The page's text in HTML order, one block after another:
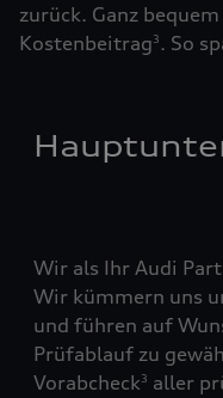
zurück. Ganz
Kostenbeitrag3. So
Wir als Ihr Audi
Wir kümmern uns
und führen auf
Prüfablauf zu
Vorabcheck3 aller